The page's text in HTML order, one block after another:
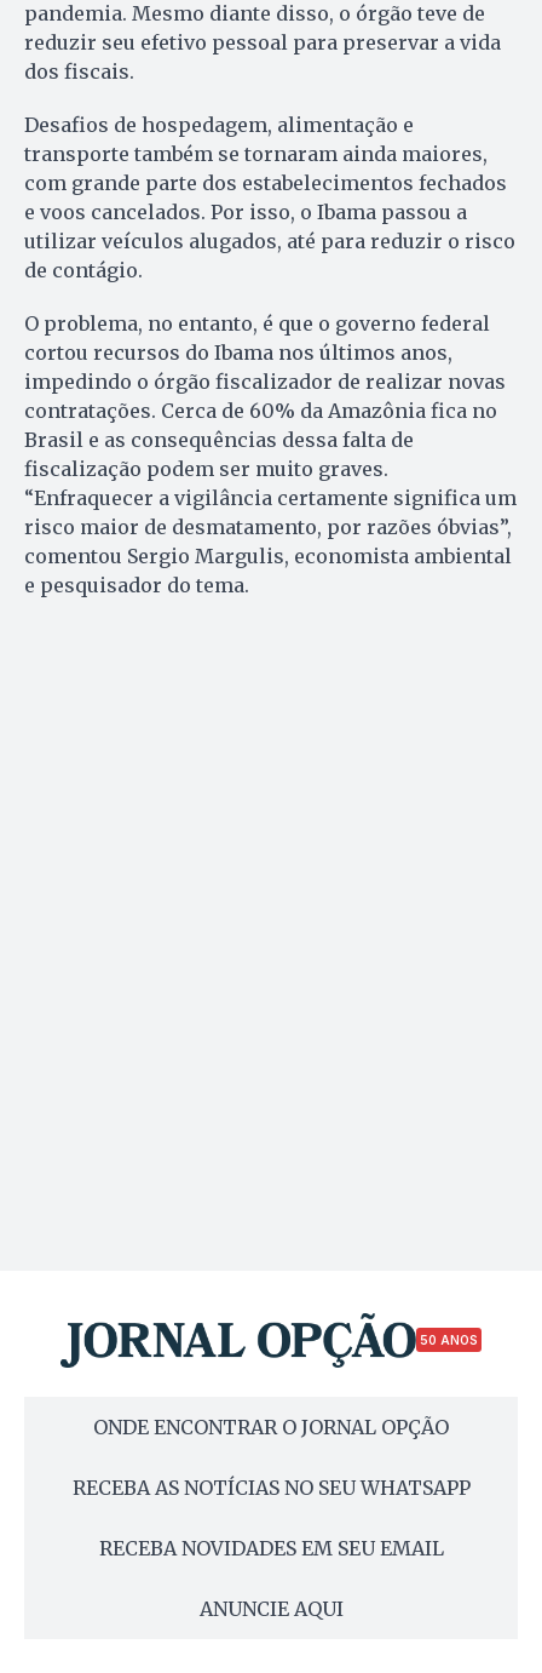
pandemia. Mesmo diante disso, o órgão teve de
reduzir seu efetivo pessoal para preservar a vida
dos fiscais.
Desafios de hospedagem, alimentação e
transporte também se tornaram ainda maiores,
com grande parte dos estabelecimentos fechados
e voos cancelados. Por isso, o Ibama passou a
utilizar veículos alugados, até para reduzir o risco
de contágio.
O problema, no entanto, é que o governo federal
cortou recursos do Ibama nos últimos anos,
impedindo o órgão fiscalizador de realizar novas
contratações. Cerca de 60% da Amazônia fica no
Brasil e as consequências dessa falta de
fiscalização podem ser muito graves.
“Enfraquecer a vigilância certamente significa um
risco maior de desmatamento, por razões óbvias”,
comentou Sergio Margulis, economista ambiental
e pesquisador do tema.
50 ANOS
ONDE ENCONTRAR O JORNAL OPÇÃO
RECEBA AS NOTÍCIAS NO SEU WHATSAPP
RECEBA NOVIDADES EM SEU EMAIL
ANUNCIE AQUI